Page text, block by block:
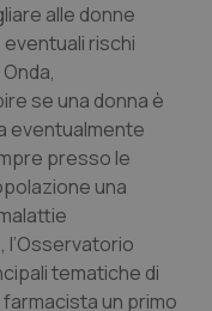
alle donne
rischi
se una donna è
eventualmente
presso le
una
l’Osservatorio
tematiche di
un primo